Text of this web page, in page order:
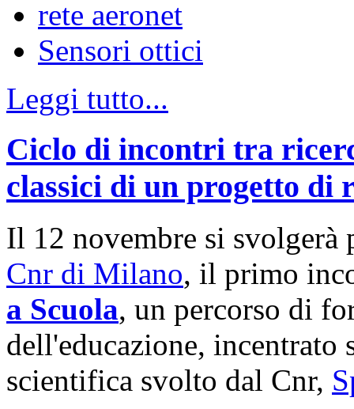
rete aeronet
Sensori ottici
Leggi tutto...
Ciclo di incontri tra
classici di un progetto di
Il 12 novembre si svolgerà
Cnr di Milano, il primo
a Scuola, un percorso di
dell'educazione,
scientifica svolto dal Cnr,